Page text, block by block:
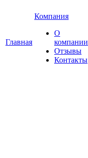
Главная
Компания
О
компании
Отзывы
Контакты